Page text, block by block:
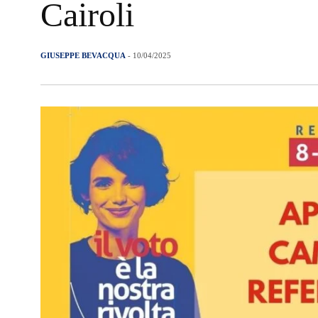
Cairoli
GIUSEPPE BEVACQUA - 10/04/2025